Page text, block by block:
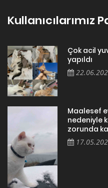
Kullanıcılarımız
Çok acil
yapıldı
Maalesef
nedeniyle
zorunda